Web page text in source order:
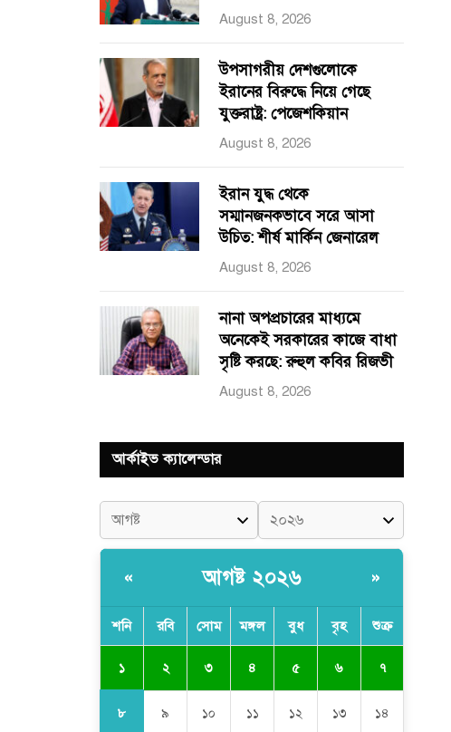
August 8, 2026
উপসাগরীয় দেশগুলোকে
ইরানের বিরুদ্ধে নিয়ে গেছে
যুক্তরাষ্ট্র: পেজেশকিয়ান
August 8, 2026
ইরান যুদ্ধ থেকে
সম্মানজনকভাবে সরে আসা
উচিত: শীর্ষ মার্কিন জেনারেল
August 8, 2026
নানা অপপ্রচারের মাধ্যমে
অনেকেই সরকারের কাজে বাধা
সৃষ্টি করছে: রুহুল কবির রিজভী
August 8, 2026
আর্কাইভ ক্যালেন্ডার
« আগষ্ট ২০২৬ »
শনি রবি সোম মঙ্গল বুধ বৃহ শুক্র
১ ২ ৩ ৪ ৫ ৬ ৭
৮ ৯ ১০ ১১ ১২ ১৩ ১৪